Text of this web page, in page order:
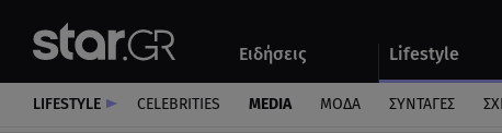
Ειδήσεις Lifestyle
Αυτοκίνητο
LIFESTYLE CELEBRITIES MEDIA ΜΟΔΑ ΣΥΝΤΑΓΕΣ